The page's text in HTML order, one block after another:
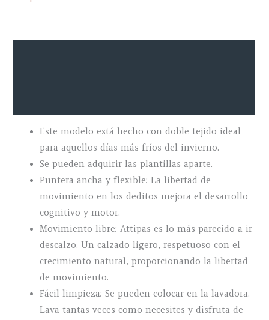
Este modelo está hecho con doble tejido ideal
para aquellos días más fríos del invierno.
Se pueden adquirir las plantillas aparte.
Puntera ancha y flexible: La libertad de
movimiento en los deditos mejora el desarrollo
cognitivo y motor.
Movimiento libre: Attipas es lo más parecido a ir
descalzo. Un calzado ligero, respetuoso con el
crecimiento natural, proporcionando la libertad
de movimiento.
Fácil limpieza: Se pueden colocar en la lavadora.
Lava tantas veces como necesites y disfruta de